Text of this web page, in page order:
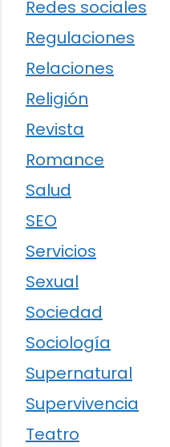
Redes sociales
Regulaciones
Relaciones
Religión
Revista
Romance
Salud
SEO
Servicios
Sexual
Sociedad
Sociología
Supernatural
Supervivencia
Teatro